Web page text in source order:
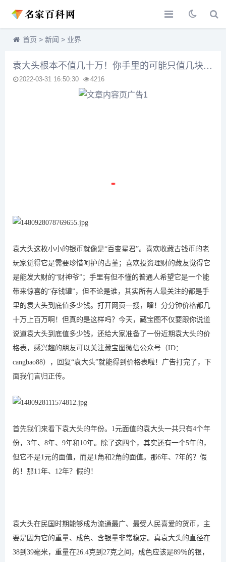
首页 > 新闻 > 业界
袁大头根本不值几十万！你手里的可能只值几块钱！
2022-03-31 16:50:30 4216
袁大头这枚小小的银币就像是“百变星君”。喜欢收藏古钱币的老
玩家觉得它是需要珍惜呵护的古董；喜欢投资理财的藏友觉得它
是能发大财的“财神爷”；手里有但不懂的普通人希望它是一个能
带来惊喜的“存钱罐”，但不论是谁，其实所有人最关注的都是手
里的袁大头到底值多少钱。打开网页一搜，嚯！分分钟价格都几
十万上百万啊！但真的是这样吗？今天，藏宝图不仅要跟你说道
说道袁大头到底值多少钱，还给大家准备了一份近期袁大头的价
格表，感兴趣的朋友可以关注藏宝图微信公众号（ID：
cangbao88），回复“袁大头”就能得到价格表啦！广告打完了，下
面我们言归正传。
首先我们来看下袁大头的年份。1元面值的袁大头一共只有4个年
份，3年、8年、9年和10年。除了这四个，其实还有一个5年的，
但它不是1元的面值，而是1角和2角的面值。那6年、7年的？假
的！那11年、12年？假的！
袁大头在民国时期能够成为流通最广、最受人民喜爱的货币，主
要是因为它的重量、成色、含银量非常稳定。真袁大头的直径在
38到39毫米，重量在26.4克到27克之间，成色应该是89％的银，